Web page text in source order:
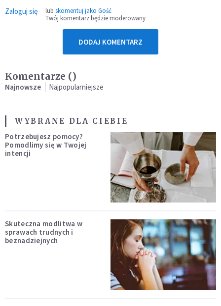
Zaloguj się lub skomentuj jako Gość
Twój komentarz będzie moderowany
DODAJ KOMENTARZ
Komentarze ()
Najnowsze Najpopularniejsze
WYBRANE DLA CIEBIE
Potrzebujesz pomocy?
Pomodlimy się w Twojej
intencji
Skuteczna modlitwa w
sprawach trudnych i
beznadziejnych